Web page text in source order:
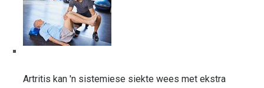
Artritis kan 'n sistemiese siekte wees met ekstra